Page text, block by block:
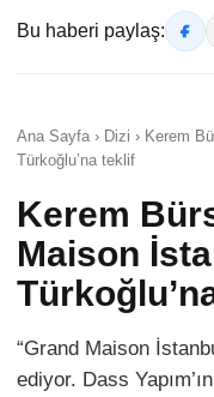
Bu haberi paylaş:
Ana Sayfa › Dizi › Kerem
Türkoğlu’na teklif
Kerem
Maison
“Grand Maison
ediyor. Dass